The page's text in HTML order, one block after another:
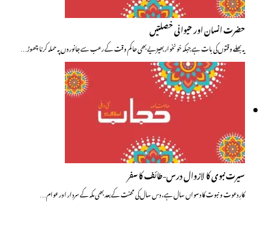
حضرت انسان اور حیوانی خصلتیں
یہ بھلے وقتوں کی بات ہے جبکہ خونخوار بھیڑیے بھی حاکم وقت کے رعب سے جانوروں پہ حملہ کرنا چھوڑ…
سیرت نبوی کا لازوال درس-طائف کا سفر
کارِ دعوت و نبوت کا دسواں سال ہے، دس سال کی محنت کے بعد بھی مکہ کے سردار اور عوام…